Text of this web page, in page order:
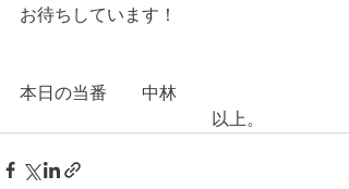
お待ちしています！
本日の当番　　中林
以上。